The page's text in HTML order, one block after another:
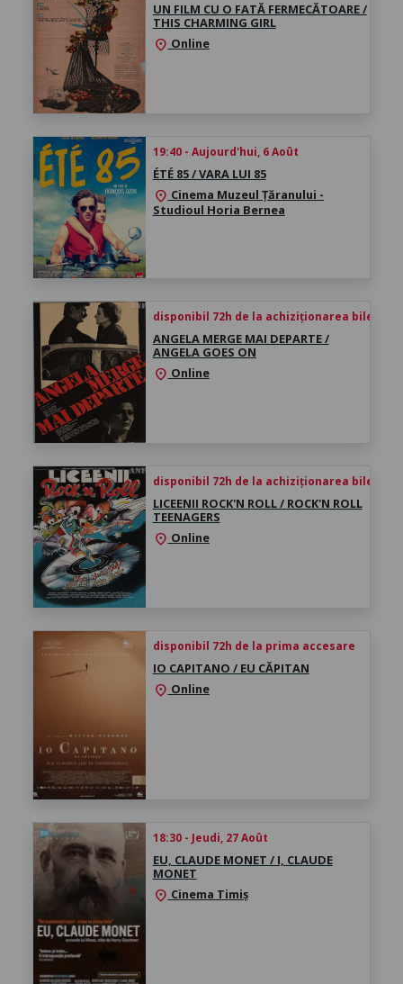
UN FILM CU O FATĂ FERMECĂTOARE /
THIS CHARMING GIRL
location_on Online
19:40 - Aujourd'hui, 6 Août
ÉTÉ 85 / VARA LUI 85
location_on Cinema Muzeul Țăranului -
Studioul Horia Bernea
disponibil 72h de la achiziționarea biletului
ANGELA MERGE MAI DEPARTE /
ANGELA GOES ON
location_on Online
disponibil 72h de la achiziționarea biletului
LICEENII ROCK'N ROLL / ROCK'N ROLL
TEENAGERS
location_on Online
disponibil 72h de la prima accesare
IO CAPITANO / EU CĂPITAN
location_on Online
18:30 - Jeudi, 27 Août
EU, CLAUDE MONET / I, CLAUDE
MONET
location_on Cinema Timiș